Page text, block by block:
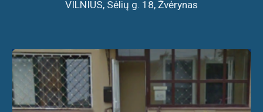
VILNIUS, Sėlių g. 18, Žvėrynas